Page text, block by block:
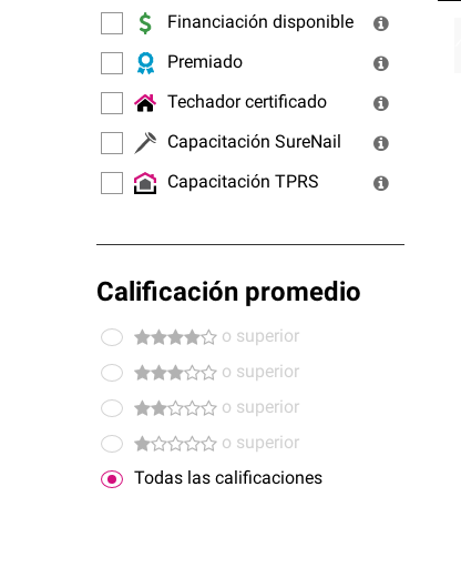
Financiación disponible
Premiado
Techador certificado
Capacitación SureNail
Capacitación TPRS
Calificación promedio
o superior
o superior
o superior
o superior
Todas las calificaciones